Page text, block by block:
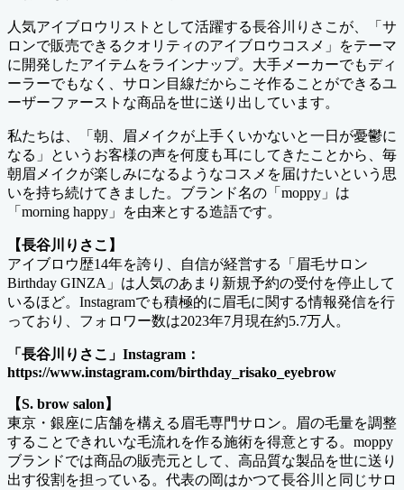
人気アイブロウリストとして活躍する長谷川りさこが、「サ
ロンで販売できるクオリティのアイブロウコスメ」をテーマ
に開発したアイテムをラインナップ。大手メーカーでもディ
ーラーでもなく、サロン目線だからこそ作ることができるユ
ーザーファーストな商品を世に送り出しています。
私たちは、「朝、眉メイクが上手くいかないと一日が憂鬱に
なる」というお客様の声を何度も耳にしてきたことから、毎
朝眉メイクが楽しみになるようなコスメを届けたいという思
いを持ち続けてきました。ブランド名の「moppy」は
「morning happy」を由来とする造語です。
【長谷川りさこ】
アイブロウ歴14年を誇り、自信が経営する「眉毛サロン
Birthday GINZA」は人気のあまり新規予約の受付を停止して
いるほど。Instagramでも積極的に眉毛に関する情報発信を行
っており、フォロワー数は2023年7月現在約5.7万人。
「長谷川りさこ」Instagram：
https://www.instagram.com/birthday_risako_eyebrow
【S. brow salon】
東京・銀座に店舗を構える眉毛専門サロン。眉の毛量を調整
することできれいな毛流れを作る施術を得意とする。moppy
ブランドでは商品の販売元として、高品質な製品を世に送り
出す役割を担っている。代表の岡はかつて長谷川と同じサロ